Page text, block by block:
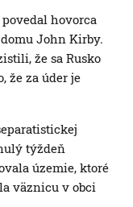
hovorca
John Kirby.
že sa Rusko
že za úder je
týždeň
územie, ktoré
väznicu v obci